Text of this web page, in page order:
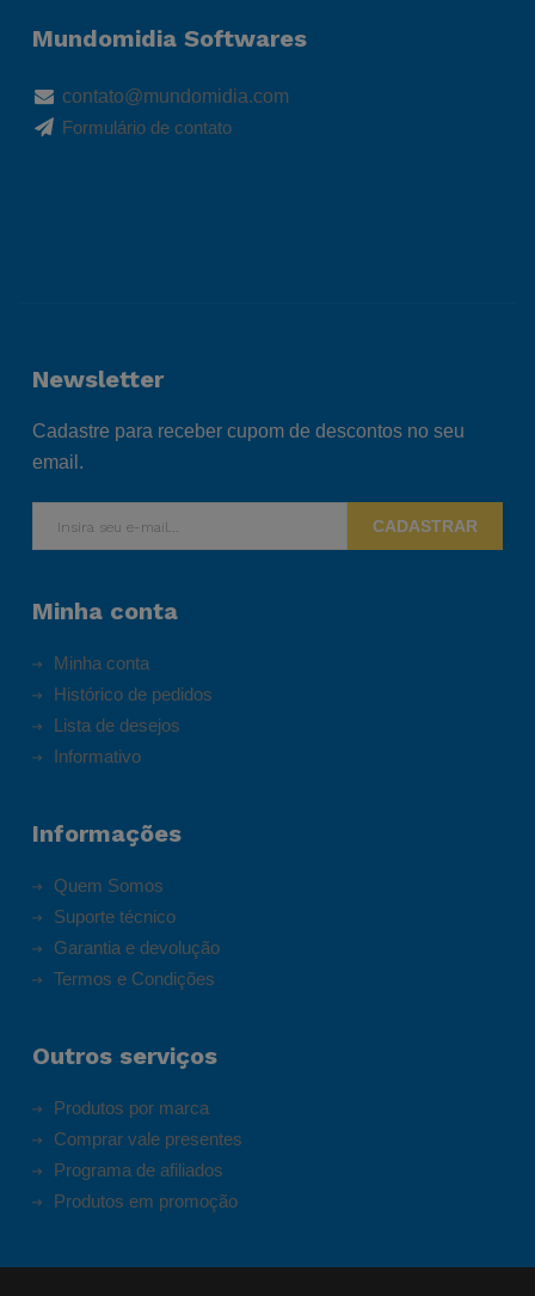
Mundomidia Softwares
contato@mundomidia.com
Formulário de contato
Newsletter
Cadastre para receber cupom de descontos no seu
email.
CADASTRAR
Minha conta
Minha conta
Histórico de pedidos
Lista de desejos
Informativo
Informações
Quem Somos
Suporte técnico
Garantia e devolução
Termos e Condições
Outros serviços
Produtos por marca
Comprar vale presentes
Programa de afiliados
Produtos em promoção